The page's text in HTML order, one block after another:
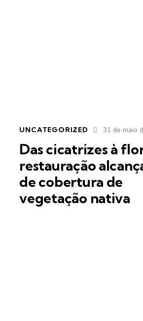
UNCATEGORIZED 31 de maio
Das cicatrizes à
restauração
de cobertura de
vegetação nativa